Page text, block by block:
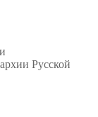
Русской